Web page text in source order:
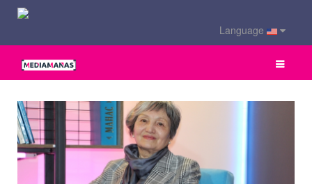
Language